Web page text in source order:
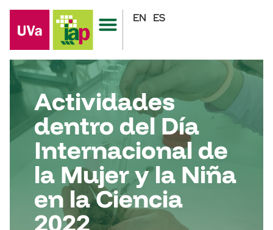
EN ES
Actividades
dentro del Día
Internacional de
la Mujer y la Niña
en la Ciencia
2022